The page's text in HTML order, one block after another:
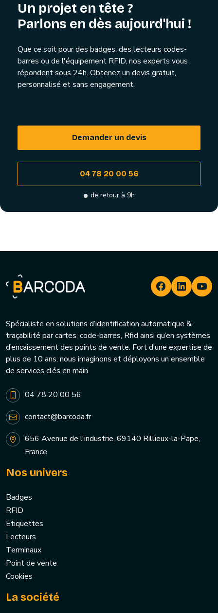
Un projet en tête ?
Parlons en dès aujourd'hui !
Que ce soit pour des badges, des lecteurs codes-
barres ou de l'équipement RFID, nos experts vous
répondent sous 24h. Obtenez un devis gratuit,
personnalisé et sans engagement.
Demander un devis
04 78 20 00 56
de retour à 9h
Spécialiste en solutions d’identification automatique &
traçabilité par cartes, code-barres, Rfid ainsi qu’en systèmes
d’encaissement des points de vente. Fort d’une expertise de
plus de 10 ans, nous imaginons et déployons un ensemble
de services clés en main.
04 78 20 00 56
contact@barcoda.fr
656 Avenue de l'industrie, 69140 Rillieux-la-Pape,
France
Nos univers
Badges
RFID
Etiquettes
Lecteurs
Terminaux
Point de vente
Cookies
La société